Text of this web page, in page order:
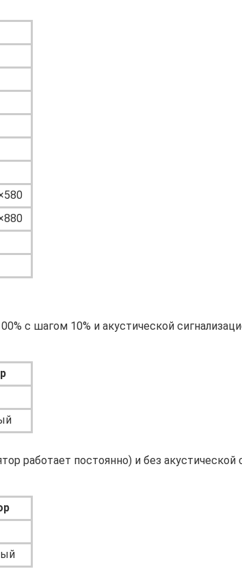
с шагом 10% и акустической
работает постоянно) и без акустической